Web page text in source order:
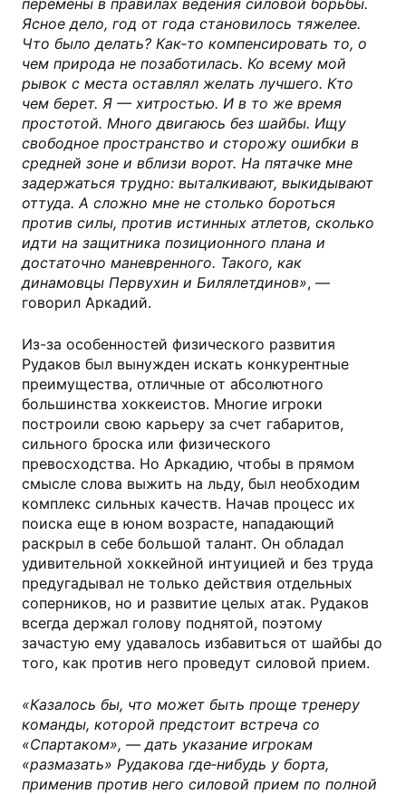
перемены в правилах ведения силовой борьбы.
Ясное дело, год от года становилось тяжелее.
Что было делать? Как‐то компенсировать то, о
чем природа не позаботилась. Ко всему мой
рывок с места оставлял желать лучшего. Кто
чем берет. Я — хитростью. И в то же время
простотой. Много двигаюсь без шайбы. Ищу
свободное пространство и сторожу ошибки в
средней зоне и вблизи ворот. На пятачке мне
задержаться трудно: выталкивают, выкидывают
оттуда. А сложно мне не столько бороться
против силы, против истинных атлетов, сколько
идти на защитника позиционного плана и
достаточно маневренного. Такого, как
динамовцы Первухин и Билялетдинов», —
говорил Аркадий.
Из-за особенностей физического развития
Рудаков был вынужден искать конкурентные
преимущества, отличные от абсолютного
большинства хоккеистов. Многие игроки
построили свою карьеру за счет габаритов,
сильного броска или физического
превосходства. Но Аркадию, чтобы в прямом
смысле слова выжить на льду, был необходим
комплекс сильных качеств. Начав процесс их
поиска еще в юном возрасте, нападающий
раскрыл в себе большой талант. Он обладал
удивительной хоккейной интуицией и без труда
предугадывал не только действия отдельных
соперников, но и развитие целых атак. Рудаков
всегда держал голову поднятой, поэтому
зачастую ему удавалось избавиться от шайбы до
того, как против него проведут силовой прием.
«Казалось бы, что может быть проще тренеру
команды, которой предстоит встреча со
«Спартаком», — дать указание игрокам
«размазать» Рудакова где‐нибудь у борта,
применив против него силовой прием по полной